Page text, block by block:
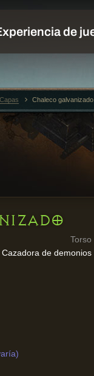
Torso
Cazadora de demonios
Capas Chaleco galvanizado